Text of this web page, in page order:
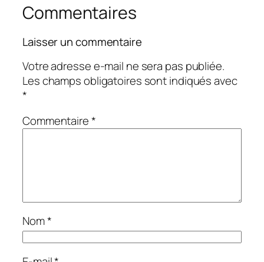
Commentaires
Laisser un commentaire
Votre adresse e-mail ne sera pas publiée.
Les champs obligatoires sont indiqués avec
*
Commentaire*
Nom*